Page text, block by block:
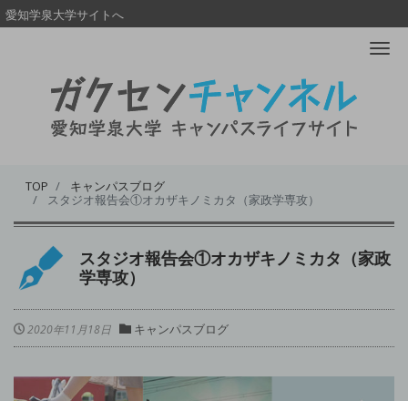
愛知学泉大学サイトへ
TOP
キャンパスブログ
スタジオ報告会①オカザキノミカタ（家政学専攻）
スタジオ報告会①オカザキノミカタ（家政
学専攻）
2020年11月18日 キャンパスブログ